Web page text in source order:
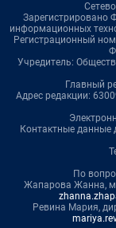
Зарегистрировано
информационных
Регистрационный
Учредитель:
Главный
Адрес редакции:
Контактные данные
По
Жапарова Жанна,
Ревина Мария,